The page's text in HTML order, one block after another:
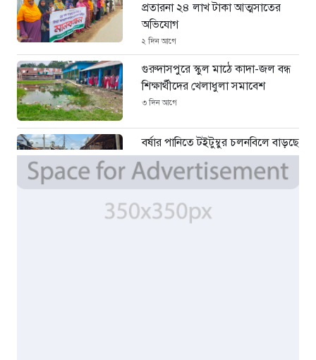
প্রতারনা ২৪ লাখ টাকা আত্মসাতের
অভিযোগ
২ দিন আগে
গুরুদাসপুরে স্কুল মাঠে কাদা-জল বন্ধ
শিক্ষার্থীদের খেলাধুলা সমাবেশ
৩ দিন আগে
বর্ষার পানিতে টইটুম্বুর চলনবিলে বাড়ছে
ডিঙি নৌকার চাহিদা
৫ দিন আগে
সিন্ডিকেটের কবজায় পাটের বাজার,